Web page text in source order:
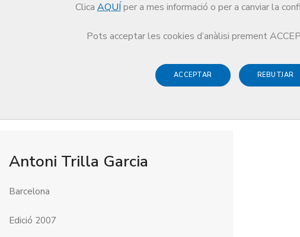
Clica AQUÍ per a mes informació o per a canviar la
Pots acceptar les cookies d’anàlisi prement
ACCEPTAR REBUTJAR
Guardonat Edició 2007
Antoni Trilla Garcia
Barcelona
Edició 2007